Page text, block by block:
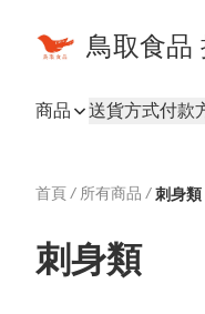
鳥取食品
商品 送貨方式付款
首頁 / 所有商品 / 刺身類
刺身類